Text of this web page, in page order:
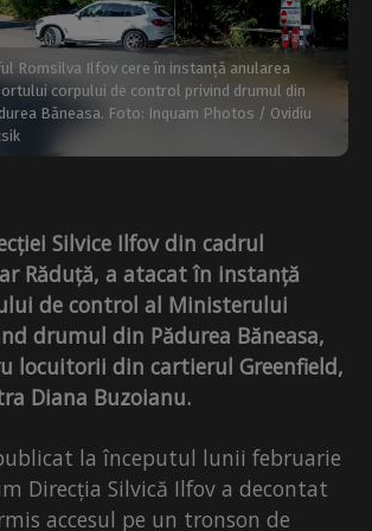
Romsilva Ilfov cere în instanță anularea
corpului de control privind drumul din
Băneasa. Foto: Inquam Photos / Ovidiu
Silvice Ilfov din cadrul
Răduță, a atacat în instanță
de control al Ministerului
drumul din Pădurea Băneasa,
locuitorii din cartierul Greenfield,
Diana Buzoianu.
la începutul lunii februarie
Direcția Silvică Ilfov a decontat
accesul pe un tronson de